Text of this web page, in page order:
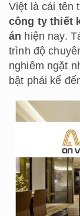
Việt là cái tên
công ty thiết
án hiện nay.
trình độ
nghiêm ngặt
bật phải kể